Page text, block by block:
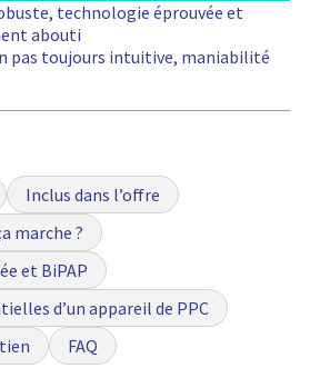
technologie éprouvée et
abouti
pas toujours intuitive, maniabilité
Inclus dans l’offre
marche ?
et BiPAP
d’un appareil de PPC
FAQ